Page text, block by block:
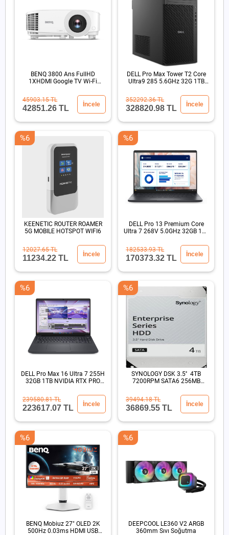
BENQ 3800 Ans FullHD
1XHDMI Google TV Wi-Fi
Projeksiyon
45903.15 TL
42851.26 TL İncele
DELL Pro Max Tower T2 Core
Ultra9 285 5.6GHz 32G 1TB
352292.36 TL
328820.98 TL İncele
KEENETIC ROUTER ROAMER
5G MOBILE HOTSPOT WIFI6
%6
12027.65 TL
11234.22 TL İncele
DELL Pro 13 Premium Core
Ultra 7 268V 5.0GHz 32GB 1TB
%6
182533.93 TL
170373.32 TL İncele
DELL Pro Max 16 Ultra 7 255H
32GB 1TB NVIDIA RTX PRO
%6
239580.81 TL
223617.07 TL İncele
SYNOLOGY DSK 3.5'' 4TB
7200RPM SATA6 256MB
%6
39494.18 TL
36869.55 TL İncele
BENQ Mobiuz 27" OLED 2K
500Hz 0.03ms HDMI USB
%6
DEEPCOOL LE360 V2 ARGB
360mm Sıvı Soğutma
%6